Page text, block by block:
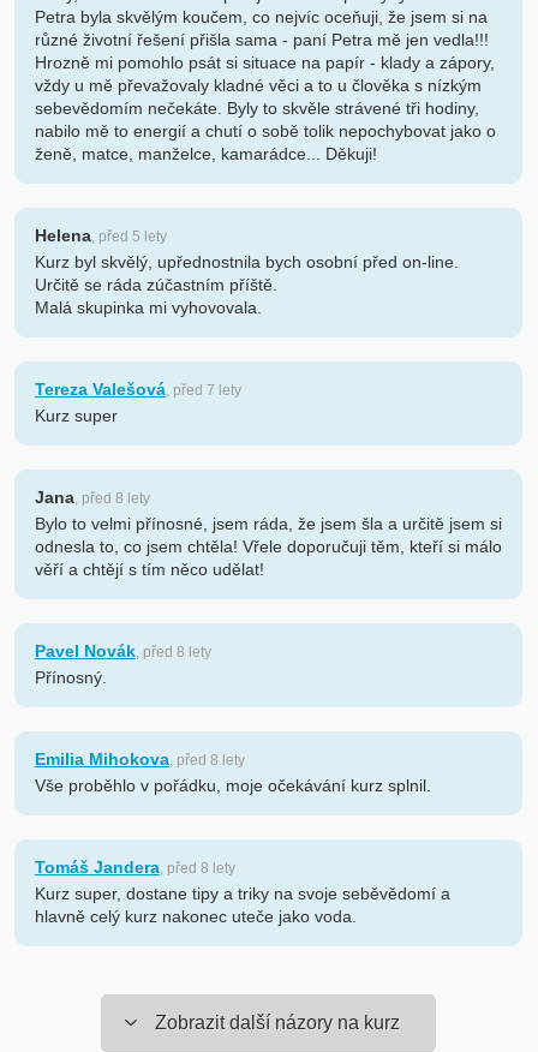
Petra byla skvělým koučem, co nejvíc oceňuji, že jsem si na
různé životní řešení přišla sama - paní Petra mě jen vedla!!!
Hrozně mi pomohlo psát si situace na papír - klady a zápory,
vždy u mě převažovaly kladné věci a to u člověka s nízkým
sebevědomím nečekáte. Byly to skvěle strávené tři hodiny,
nabilo mě to energií a chutí o sobě tolik nepochybovat jako o
ženě, matce, manželce, kamarádce... Děkuji!
Helena, před 5 lety
Kurz byl skvělý, upřednostnila bych osobní před on-line.
Určitě se ráda zúčastním příště.
Malá skupinka mi vyhovovala.
Tereza Valešová, před 7 lety
Kurz super
Jana, před 8 lety
Bylo to velmi přínosné, jsem ráda, že jsem šla a určitě jsem si
odnesla to, co jsem chtěla! Vřele doporučuji těm, kteří si málo
věří a chtějí s tím něco udělat!
Pavel Novák, před 8 lety
Přínosný.
Emilia Mihokova, před 8 lety
Vše proběhlo v pořádku, moje očekávání kurz splnil.
Tomáš Jandera, před 8 lety
Kurz super, dostane tipy a triky na svoje seběvědomí a
hlavně celý kurz nakonec uteče jako voda.
Zobrazit další názory na kurz